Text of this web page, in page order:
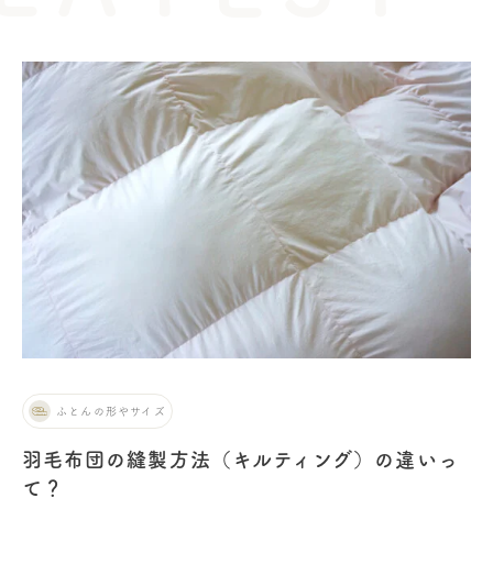
ふとんの形やサイズ
羽毛布団の縫製方法（キルティング）の違いっ
て？